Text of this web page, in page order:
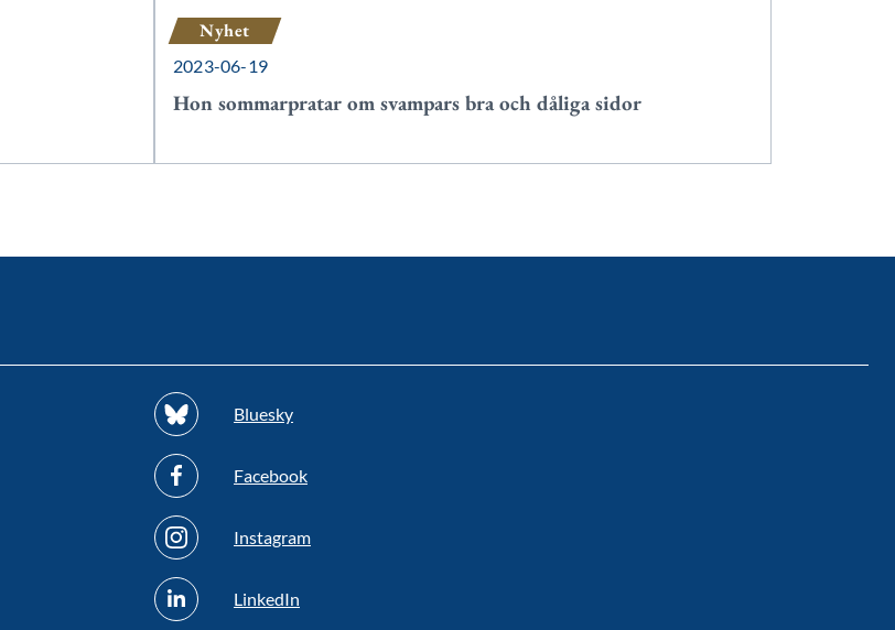
Nyhet
2023-06-19
Hon sommarpratar om svampars bra och dåliga sidor
Bluesky
Facebook
Instagram
LinkedIn